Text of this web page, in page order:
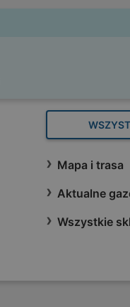
Mapa i trasa
Aktualne
Wszystkie